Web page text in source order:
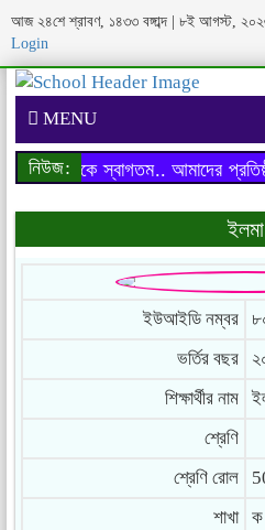
আজ ২৪শে শ্রাবণ, ১৪৩৩ বঙ্গাব্দ | ৮ই আগস্ট,
Login
MENU
নিউজ: আমাদের
আপনাকে স্বাগতম..
ইলমা
ইউআইডি নম্বর
ভর্তির বছর
শিক্ষার্থীর নাম
শ্রেণি
শ্রেণি রোল
শাখা
ক